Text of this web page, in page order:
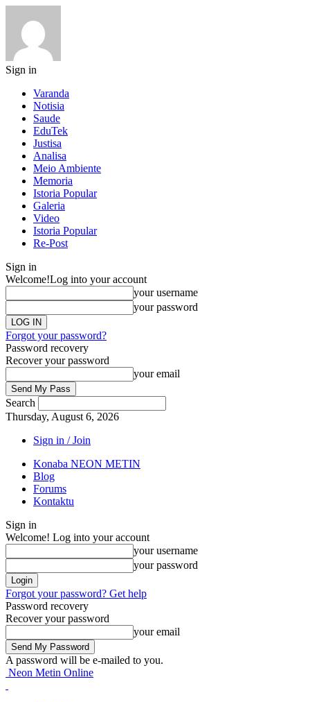
Sign in
Varanda
Notisia
Saude
EduTek
Justisa
Analisa
Meio Ambiente
Memoria
Istoria Popular
Galeria
Video
Istoria Popular
Re-Post
Sign in
Welcome!Log into your account
your username
your password
Forgot your password?
Password recovery
Recover your password
your email
Search
Thursday, August 6, 2026
Sign in / Join
Konaba NEON METIN
Blog
Forums
Kontaktu
Sign in
Welcome! Log into your account
your username
your password
Forgot your password? Get help
Password recovery
Recover your password
your email
A password will be e-mailed to you.
Neon Metin Online